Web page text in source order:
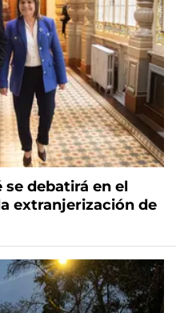
debatirá en el
extranjerización de